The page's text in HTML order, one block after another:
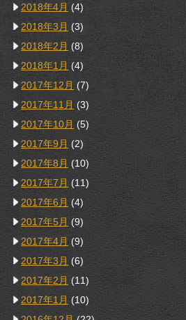
2018年4月 (4)
2018年3月 (3)
2018年2月 (8)
2018年1月 (4)
2017年12月 (7)
2017年11月 (3)
2017年10月 (5)
2017年9月 (2)
2017年8月 (10)
2017年7月 (11)
2017年6月 (4)
2017年5月 (9)
2017年4月 (9)
2017年3月 (6)
2017年2月 (11)
2017年1月 (10)